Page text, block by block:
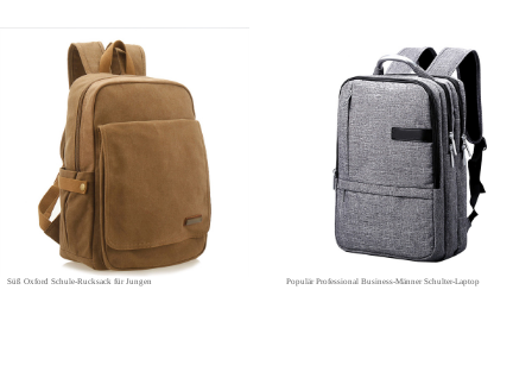
Süß Oxford Schule-Rucksack für Jungen Populär Professional Business-Männer Schulter-Laptop